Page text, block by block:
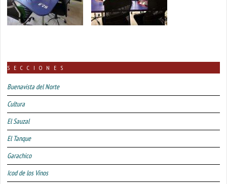
SECCIONES
Buenavista del Norte
Cultura
El Sauzal
El Tanque
Garachico
Icod de los Vinos